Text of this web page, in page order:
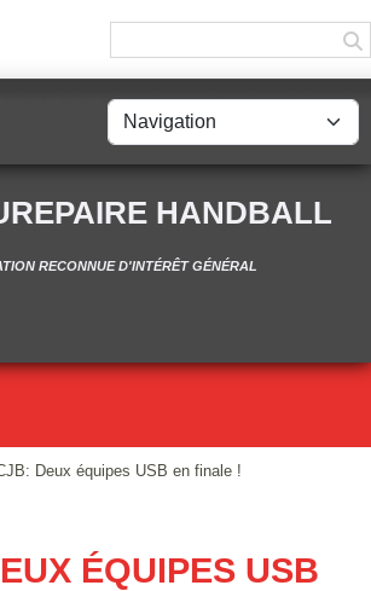
HANDBALL
RECONNUE D'INTÉRÊT GÉNÉRAL
Deux équipes USB en finale !
ÉQUIPES USB
cookies